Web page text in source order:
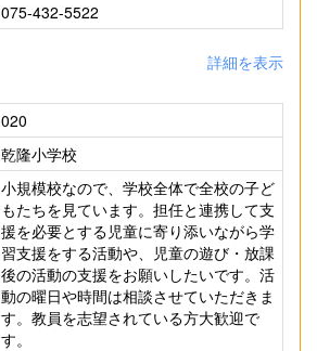
075-432-5522
詳細を表示
020
乾隆小学校
小規模校なので、学校全体で全校の子ど
もたちを見ています。担任と連携して支
援を必要とする児童に寄り添いながら学
習支援をする活動や、児童の遊び・放課
後の活動の支援をお願いしたいです。活
動の曜日や時間は相談させていただきま
す。教員を志望されている方大歓迎で
す。